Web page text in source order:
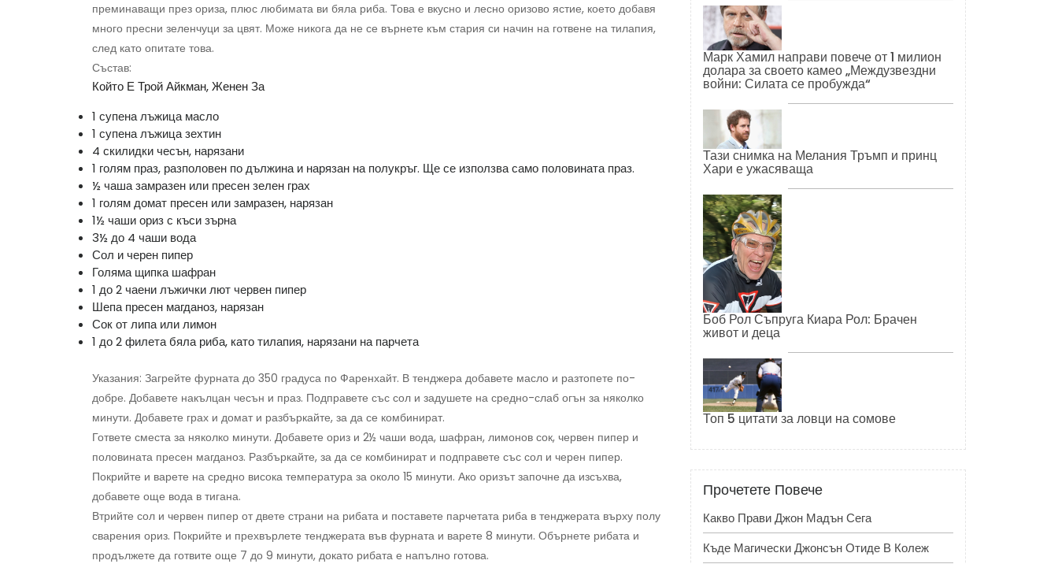
преминаващи през ориза, плюс любимата ви бяла риба. Това е вкусно и лесно оризово ястие, което добавя
много пресни зеленчуци за цвят. Може никога да не се върнете към стария си начин на готвене на тилапия,
след като опитате това.
Състав:
Който Е Трой Айкман, Женен За
1 супена лъжица масло
1 супена лъжица зехтин
4 скилидки чесън, нарязани
1 голям праз, разполовен по дължина и нарязан на полукръг. Ще се използва само половината праз.
½ чаша замразен или пресен зелен грах
1 голям домат пресен или замразен, нарязан
1½ чаши ориз с къси зърна
3½ до 4 чаши вода
Сол и черен пипер
Голяма щипка шафран
1 до 2 чаени лъжички лют червен пипер
Шепа пресен магданоз, нарязан
Сок от липа или лимон
1 до 2 филета бяла риба, като тилапия, нарязани на парчета
Указания: Загрейте фурната до 350 градуса по Фаренхайт. В тенджера добавете масло и разтопете по-
добре. Добавете накълцан чесън и праз. Подправете със сол и задушете на средно-слаб огън за няколко
минути. Добавете грах и домат и разбъркайте, за да се комбинират.
Гответе сместа за няколко минути. Добавете ориз и 2½ чаши вода, шафран, лимонов сок, червен пипер и
половината пресен магданоз. Разбъркайте, за да се комбинират и подправете със сол и черен пипер.
Покрийте и варете на средно висока температура за около 15 минути. Ако оризът започне да изсъхва,
добавете още вода в тигана.
Втрийте сол и червен пипер от двете страни на рибата и поставете парчетата риба в тенджерата върху полу
сварения ориз. Покрийте и прехвърлете тенджерата във фурната и варете 8 минути. Обърнете рибата и
продължете да готвите още 7 до 9 минути, докато рибата е напълно готова.
Марк Хамил направи повече от 1 милион
долара за своето камео „Междузвездни
войни: Силата се пробужда“
Тази снимка на Мелания Тръмп и принц
Хари е ужасяваща
Боб Рол Съпруга Киара Рол: Брачен
живот и деца
Топ 5 цитати за ловци на сомове
Прочетете Повече
Какво Прави Джон Мадън Сега
Къде Магически Джонсън Отиде В Колеж